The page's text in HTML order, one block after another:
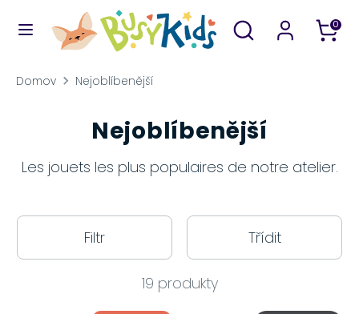
Vyhledávání
Prohledejte
náš
0
Domov Nejoblíbenější
Nejoblíbenější
Les jouets les plus populaires de notre atelier.
Filtr Třídit
19 produkty